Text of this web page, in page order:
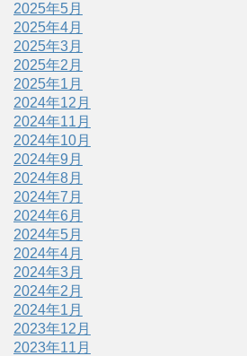
2025年5月
2025年4月
2025年3月
2025年2月
2025年1月
2024年12月
2024年11月
2024年10月
2024年9月
2024年8月
2024年7月
2024年6月
2024年5月
2024年4月
2024年3月
2024年2月
2024年1月
2023年12月
2023年11月